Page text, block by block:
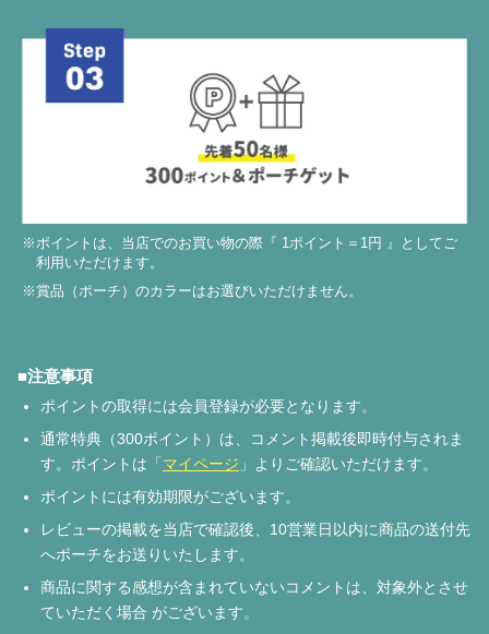
※ポイントは、当店でのお買い物の際『 1ポイント＝1円 』としてご
利用いただけます。
※賞品（ポーチ）のカラーはお選びいただけません。
■注意事項
ポイントの取得には会員登録が必要となります。
通常特典（300ポイント）は、コメント掲載後即時付与されま
す。ポイントは「マイページ 」よりご確認いただけます。
ポイントには有効期限がございます。
レビューの掲載を当店で確認後、10営業日以内に商品の送付先
へポーチをお送りいたします。
商品に関する感想が含まれていないコメントは、対象外とさせ
ていただく場合 がございます。